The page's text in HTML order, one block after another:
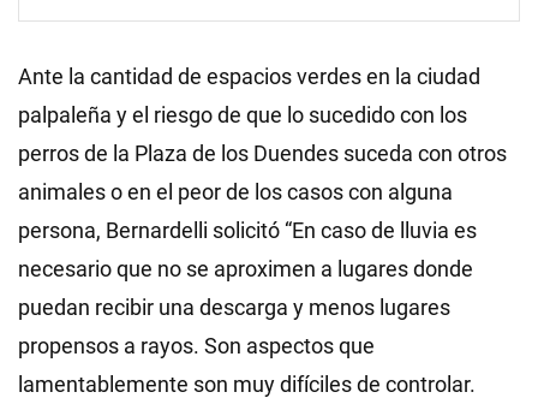
Ante la cantidad de espacios verdes en la ciudad
palpaleña y el riesgo de que lo sucedido con los
perros de la Plaza de los Duendes suceda con otros
animales o en el peor de los casos con alguna
persona, Bernardelli solicitó “En caso de lluvia es
necesario que no se aproximen a lugares donde
puedan recibir una descarga y menos lugares
propensos a rayos. Son aspectos que
lamentablemente son muy difíciles de controlar.